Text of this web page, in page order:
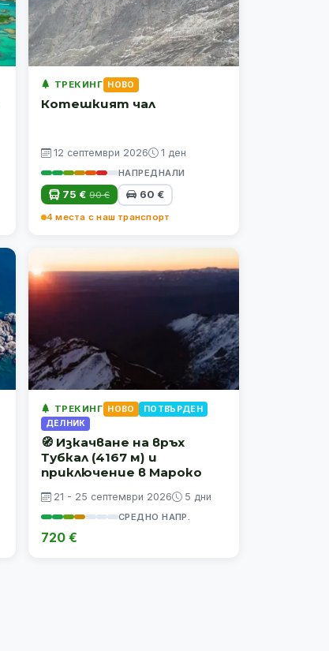
ТРЕКИНГ НОВО
Котешкият чал
12 септември 2026 1 ден
НАПРЕДНАЛИ
75 € 90 € 60 €
4 места с наш транспорт
ТРЕКИНГ НОВО
ПОТВЪРДЕН
ДЕЛНИК
🧭 Изкачване на връх
Тубкал (4167 м) и
приключение в Мароко
21 - 25 септември 2026 5 дни
СРЕДНО НАПР.
720 €